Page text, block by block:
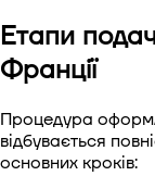
Етапи
Франції
Процедура
відбувається
основних кроків: